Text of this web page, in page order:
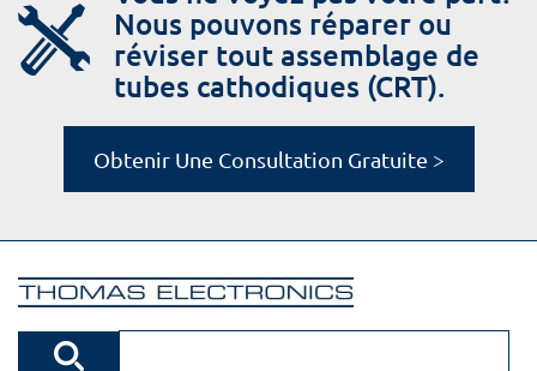
Nous pouvons réparer ou
réviser tout assemblage de
tubes cathodiques (CRT).
Obtenir Une Consultation Gratuite >